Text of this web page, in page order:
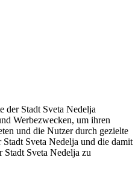
der Stadt Sveta Nedelja
Werbezwecken, um ihren
und die Nutzer durch gezielte
Sveta Nedelja und die damit
Stadt Sveta Nedelja zu